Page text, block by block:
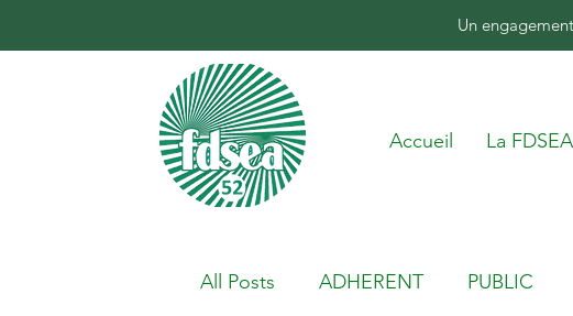
Un
Accueil La FDSEA
All Posts ADHERENT PUBLIC